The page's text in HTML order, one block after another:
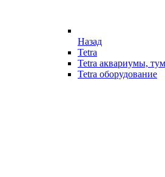
Назад
Tetra
Tetra аквариумы,
Tetra оборудование